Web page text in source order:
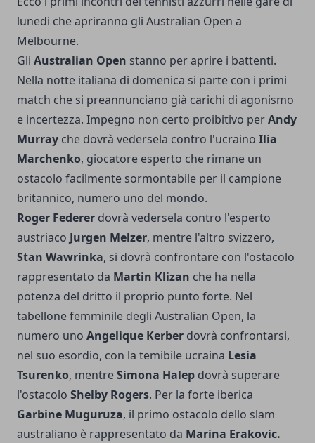
lunedi che apriranno gli Australian Open a
Melbourne.
Gli Australian Open stanno per aprire i battenti.
Nella notte italiana di domenica si parte con i primi
match che si preannunciano già carichi di agonismo
e incertezza. Impegno non certo proibitivo perAndy
Murray che dovrà vedersela contro l'ucraino Ilia
Marchenko, giocatore esperto che rimane un
ostacolo facilmente sormontabile per il campione
britannico, numero uno del mondo.
Roger Federer dovrà vedersela contro l'esperto
austriaco Jurgen Melzer, mentre l'altro svizzero,
Stan Wawrinka, si dovrà confrontare con l'ostacolo
rappresentato da Martin Klizan che ha nella
potenza del dritto il proprio punto forte. Nel
tabellone femminile degli Australian Open, la
numero uno Angelique Kerber dovrà confrontarsi,
nel suo esordio, con la temibile ucraina Lesia
Tsurenko, mentreSimona Halep dovrà superare
l'ostacolo Shelby Rogers. Per la forte iberica
Garbine Muguruza, il primo ostacolo dello slam
australiano è rappresentato da Marina Erakovic.